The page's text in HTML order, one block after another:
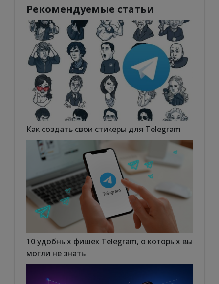
Рекомендуемые статьи
Как создать свои стикеры для Telegram
10 удобных фишек Telegram, о которых вы
могли не знать